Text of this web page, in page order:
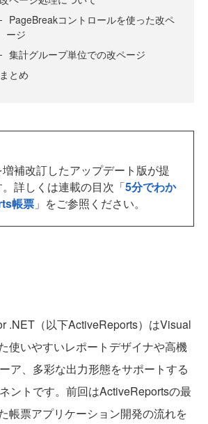
PageBreakコントロールを使った改ペ
ージ
集計グループ単位での改ページ
まとめ
補改訂したアップデート版が提
詳しくは連載の目次「5分でわか
帳票 」をご参照ください。
.NET（以下ActiveReports）はVisual
使いやすいレポートデザイナや高機
ア、多彩な出力形態をサポートする
ントです。前回はActiveReportsの最
帳票アプリケーション開発の流れを